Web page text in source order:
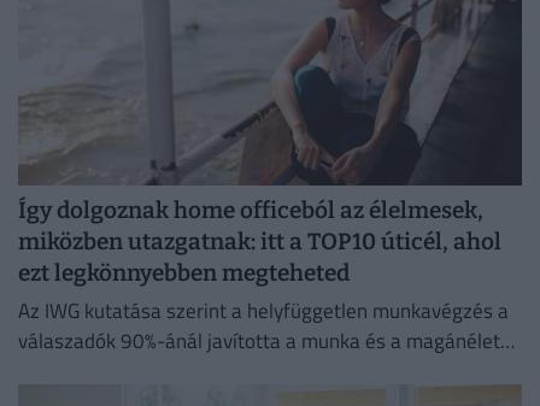
Így dolgoznak home officeból az élelmesek,
miközben utazgatnak: itt a TOP10 úticél, ahol
ezt legkönnyebben megteheted
Az IWG kutatása szerint a helyfüggetlen munkavégzés a
válaszadók 90%-ánál javította a munka és a magánélet